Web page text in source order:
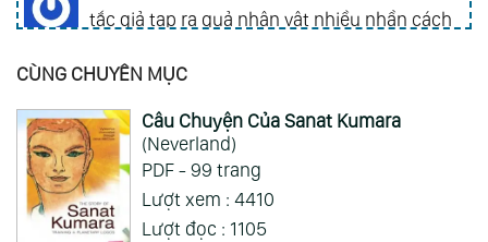
tắc giả tạp ra quả nhân vật nhiều nhần cách
Gia Đình Điệp Viên - Spy X Family
ai hỏi 123
Wed 05/08/2026
Mong 1 ngày shop ra 2 chap
Xem Thêm
CÙNG CHUYÊN MỤC
Câu Chuyện Của Sanat Kumara
(Neverland)
PDF - 99 trang
Lượt xem : 4410
Lượt đọc : 1105